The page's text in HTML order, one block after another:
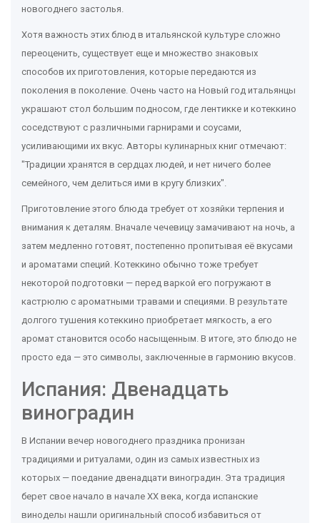
новогоднего застолья.
Хотя важность этих блюд в итальянской культуре сложно
переоценить, существует еще и множество знаковых
способов их приготовления, которые передаются из
поколения в поколение. Очень часто на Новый год итальянцы
украшают стол большим подносом, где лентикке и котеккино
соседствуют с различными гарнирами и соусами,
усиливающими их вкус. Авторы кулинарных книг отмечают:
"Традиции хранятся в сердцах людей, и нет ничего более
семейного, чем делиться ими в кругу близких".
Приготовление этого блюда требует от хозяйки терпения и
внимания к деталям. Вначале чечевицу замачивают на ночь, а
затем медленно готовят, постепенно пропитывая её вкусами
и ароматами специй. Котеккино обычно тоже требует
некоторой подготовки — перед варкой его погружают в
кастрюлю с ароматными травами и специями. В результате
долгого тушения котеккино приобретает мягкость, а его
аромат становится особо насыщенным. В итоге, это блюдо не
просто еда — это символы, заключенные в гармонию вкусов.
Испания: Двенадцать
виноградин
В Испании вечер новогоднего праздника пронизан
традициями и ритуалами, один из самых известных из
которых — поедание двенадцати виноградин. Эта традиция
берет свое начало в начале XX века, когда испанские
виноделы нашли оригинальный способ избавиться от